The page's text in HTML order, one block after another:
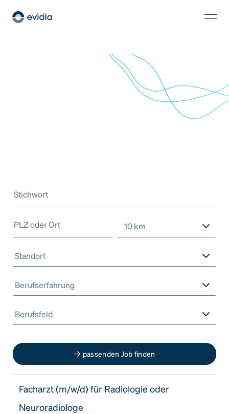
10 km
Standort
Berufserfahrung
Berufsfeld
passenden Job finden
Facharzt (m/w/d) für Radiologie oder
Neuroradiologe